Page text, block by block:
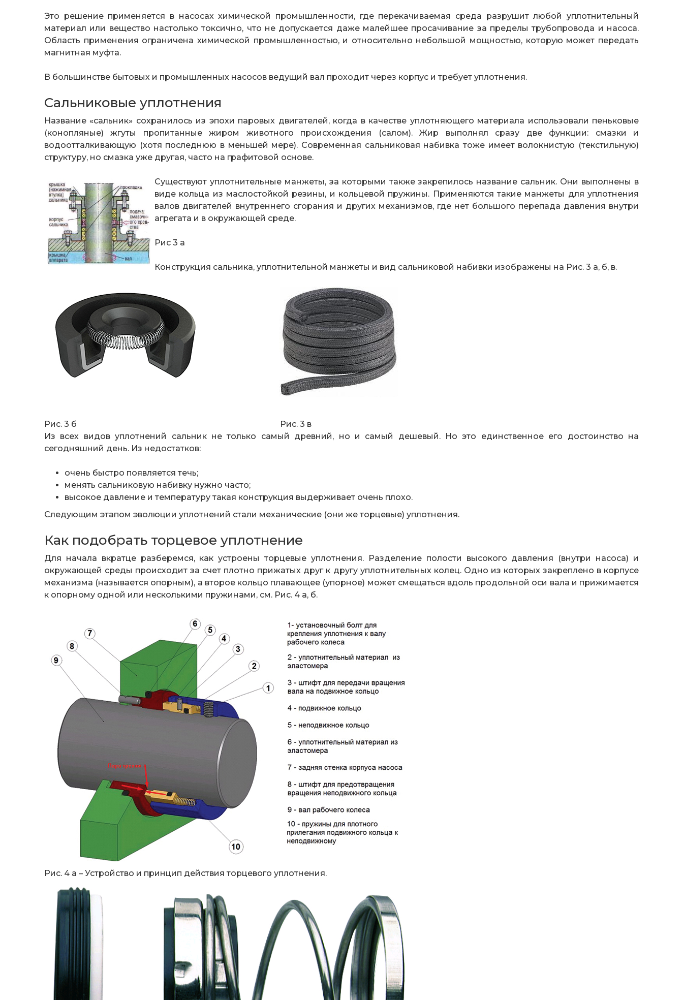
Это решение применяется в насосах химической промышленности, где перекачиваемая среда разрушит любой уплотнительный
материал или вещество настолько токсично, что не допускается даже малейшее просачивание за пределы трубопровода и насоса.
Область применения ограничена химической промышленностью, и относительно небольшой мощностью, которую может передать
магнитная муфта.
В большинстве бытовых и промышленных насосов ведущий вал проходит через корпус и требует уплотнения.
Сальниковые уплотнения
Название «сальник» сохранилось из эпохи паровых двигателей, когда в качестве уплотняющего материала использовали пеньковые
(конопляные) жгуты пропитанные жиром животного происхождения (салом). Жир выполнял сразу две функции: смазки и
водоотталкивающую (хотя последнюю в меньшей мере). Современная сальниковая набивка тоже имеет волокнистую (текстильную)
структуру, но смазка уже другая, часто на графитовой основе.
Существуют уплотнительные манжеты, за которыми также закрепилось название сальник. Они выполнены в
виде кольца из маслостойкой резины, и кольцевой пружины. Применяются такие манжеты для уплотнения
валов двигателей внутреннего сгорания и других механизмов, где нет большого перепада давления внутри
агрегата и в окружающей среде.
Рис 3 а
Конструкция сальника, уплотнительной манжеты и вид сальниковой набивки изображены на Рис. 3 а, б, в.
Рис. 3 б Рис. 3 в
Из всех видов уплотнений сальник не только самый древний, но и самый дешевый. Но это единственное его достоинство на
сегодняшний день. Из недостатков:
очень быстро появляется течь;
менять сальниковую набивку нужно часто;
высокое давление и температуру такая конструкция выдерживает очень плохо.
Следующим этапом эволюции уплотнений стали механические (они же торцевые) уплотнения.
Как подобрать торцевое уплотнение
Для начала вкратце разберемся, как устроены торцевые уплотнения. Разделение полости высокого давления (внутри насоса) и
окружающей среды происходит за счет плотно прижатых друг к другу уплотнительных колец. Одно из которых закреплено в корпусе
механизма (называется опорным), а второе кольцо плавающее (упорное) может смещаться вдоль продольной оси вала и прижимается
к опорному одной или несколькими пружинами, см. Рис. 4 а, б.
Рис. 4 а – Устройство и принцип действия торцевого уплотнения.